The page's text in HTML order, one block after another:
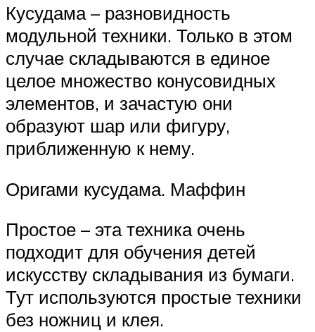
Кусудама – разновидность
модульной техники. Только в этом
случае складываются в единое
целое множество конусовидных
элементов, и зачастую они
образуют шар или фигуру,
приближенную к нему.
Оригами кусудама. Маффин
Простое – эта техника очень
подходит для обучения детей
искусству складывания из бумаги.
Тут используются простые техники
без ножниц и клея.